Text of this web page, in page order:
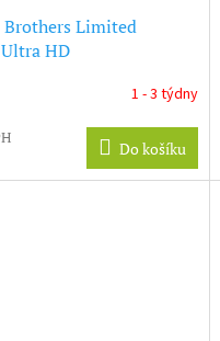
Brothers Limited
HD
1 - 3 týdny
Do košíku